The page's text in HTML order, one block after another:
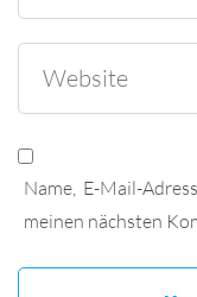
Name, E-Mail-
meinen nächsten